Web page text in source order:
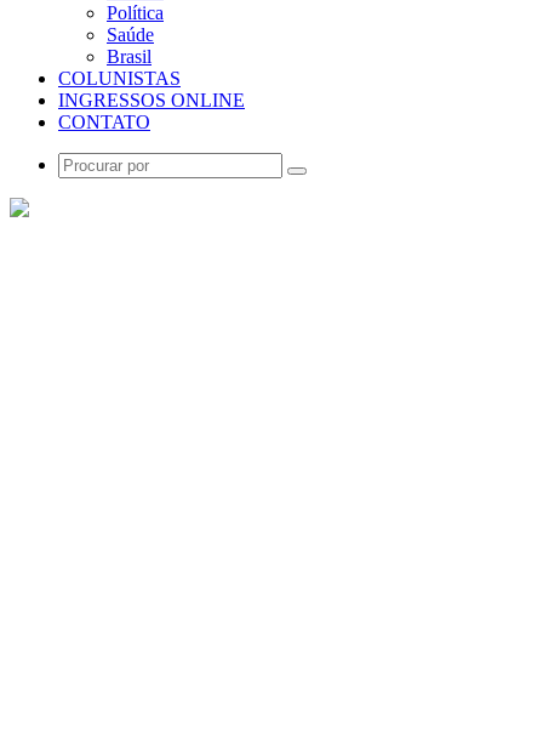
Política
Saúde
Brasil
COLUNISTAS
INGRESSOS ONLINE
CONTATO
Procurar